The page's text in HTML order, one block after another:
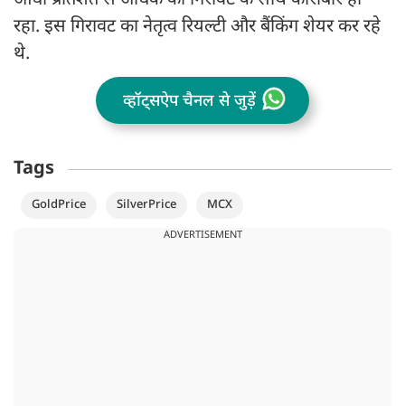
रहा. इस गिरावट का नेतृत्व रियल्टी और बैंकिंग शेयर कर रहे
थे.
व्हॉट्सऐप चैनल से जुड़ें
Tags
GoldPrice SilverPrice MCX
ADVERTISEMENT